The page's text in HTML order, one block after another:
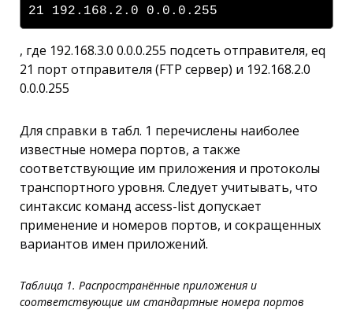
21 192.168.2.0 0.0.0.255
, где 192.168.3.0 0.0.0.255 подсеть отправителя, eq
21 порт отправителя (FTP сервер) и 192.168.2.0
0.0.0.255
Для справки в табл. 1 перечислены наиболее
известные номера портов, а также
соответствующие им приложения и протоколы
транспортного уровня. Следует учитывать, что
синтаксис команд access-list допускает
применение и номеров портов, и сокращенных
вариантов имен приложений.
Таблица 1. Распространённые приложения и
соответствующие им стандартные номера портов